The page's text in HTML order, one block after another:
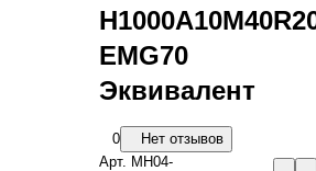
EMG70
Эквивалент
0
Нет отзывов
Арт. MH04-